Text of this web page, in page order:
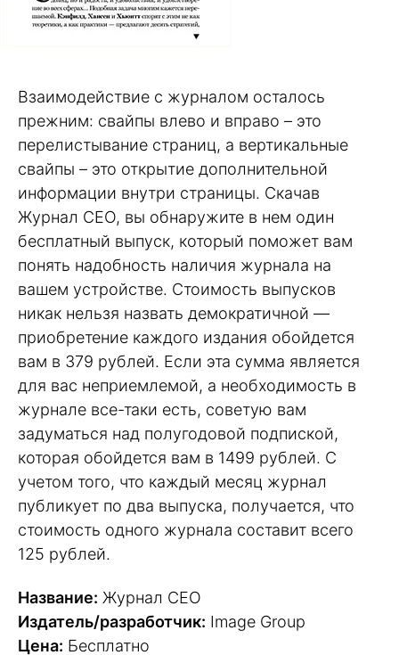
Взаимодействие с журналом осталось
прежним: свайпы влево и вправо – это
перелистывание страниц, а вертикальные
свайпы – это открытие дополнительной
информации внутри страницы. Скачав
Журнал СЕО, вы обнаружите в нем один
бесплатный выпуск, который поможет вам
понять надобность наличия журнала на
вашем устройстве. Стоимость выпусков
никак нельзя назвать демократичной —
приобретение каждого издания обойдется
вам в 379 рублей. Если эта сумма является
для вас неприемлемой, а необходимость в
журнале все-таки есть, советую вам
задуматься над полугодовой подпиской,
которая обойдется вам в 1499 рублей. С
учетом того, что каждый месяц журнал
публикует по два выпуска, получается, что
стоимость одного журнала составит всего
125 рублей.
Название: Журнал СЕО
Издатель/разработчик: Image Group
Цена: Бесплатно